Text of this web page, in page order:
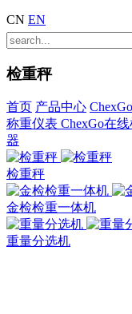
CN EN
检重秤
首页 产品中心
称重仪表 ChexGo在
器
检重秤
金检检重一体机
重量分选机